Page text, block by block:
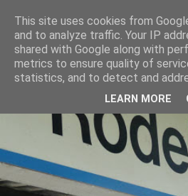
This site uses cookies from
and to analyze traffic. Your IP
shared with Google along with
metrics to ensure quality of
statistics, and to detect and
LEARN MORE